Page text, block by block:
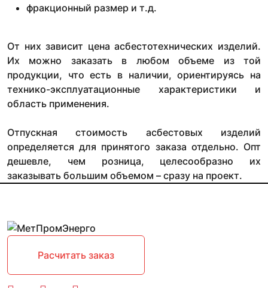
фракционный размер и т.д.
От них зависит цена асбестотехнических изделий.
Их можно заказать в любом объеме из той
продукции, что есть в наличии, ориентируясь на
технико-эксплуатационные характеристики и
область применения.
Отпускная стоимость асбестовых изделий
определяется для принятого заказа отдельно. Опт
дешевле, чем розница, целесообразно их
заказывать большим объемом – сразу на проект.
Расчитать заказ